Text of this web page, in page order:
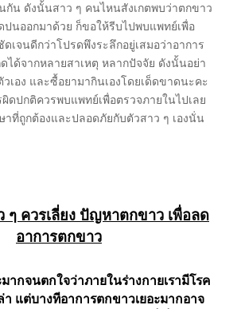
กัน ดังนั้นสาว ๆ คนไหนสังเกตพบว่าตกขาว
ปนออกมาด้วย ก็ขอให้รีบไปพบแพทย์เพื่อ
เจนดีกว่าโปรดพึงระลึกอยู่เสมอว่าอาการ
ได้จากหลายสาเหตุ หลากปัจจัย ดังนั้นอย่า
เอง และซื้อยามากินเองโดยเด็ดขาดนะคะ
ดปกติควรพบแพทย์เพื่อตรวจภายในไปเลย
าที่ถูกต้องและปลอดภัยกับตัวสาว ๆ เองนั่น
ๆ ควรเลี่ยง ปัญหาตกขาว เพื่อลด
อาการตกขาว
ากจนตกใจว่าภายในร่างกายเรามีโรค
า แต่บางทีอาการตกขาวเยอะมากอาจ